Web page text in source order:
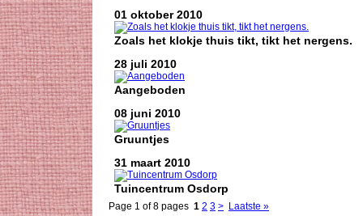
01 oktober 2010
Zoals het klokje thuis tikt, tikt het nergens.
28 juli 2010
Aangeboden
08 juni 2010
Gruuntjes
31 maart 2010
Tuincentrum Osdorp
Page 1 of 8 pages 1 2 3 > Laatste »